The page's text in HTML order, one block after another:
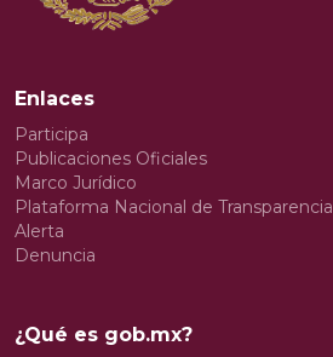
Enlaces
Participa
Publicaciones Oficiales
Marco Jurídico
Plataforma Nacional de Transparencia
Alerta
Denuncia
¿Qué es gob.mx?